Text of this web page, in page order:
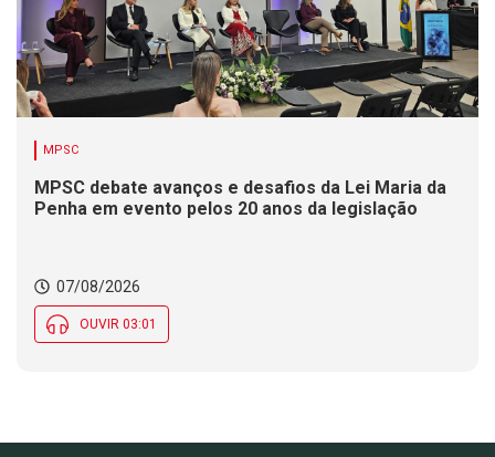
MPSC
MPSC debate avanços e desafios da Lei Maria da
Penha em evento pelos 20 anos da legislação
07/08/2026
OUVIR 03:01